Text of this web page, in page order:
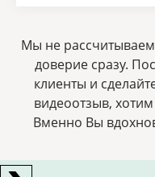
Мы не
доверие сразу.
клиенты и
видеоотзыв,
Bменно Вы